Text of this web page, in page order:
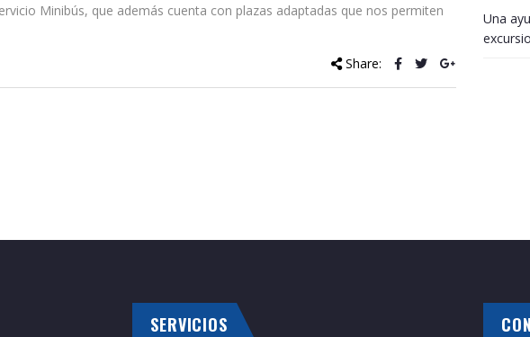
Minibús, que además cuenta con plazas adaptadas que nos permiten
Share:
Una
SERVICIOS